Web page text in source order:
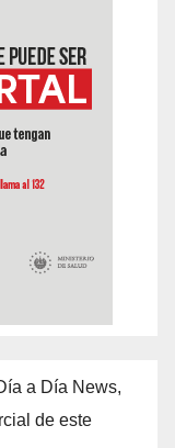
a Día News,
de este